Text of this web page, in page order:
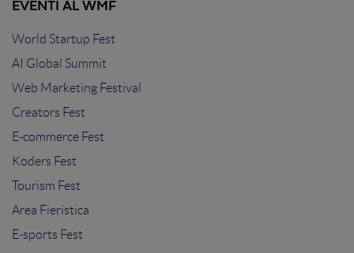
EVENTI AL WMF
World Startup Fest
AI Global Summit
Web Marketing Festival
Creators Fest
E-commerce Fest
Koders Fest
Tourism Fest
Area Fieristica
E-sports Fest